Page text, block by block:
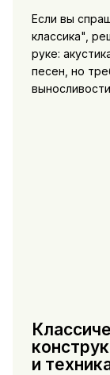
Если вы
классика",
руке:
песен, но
и